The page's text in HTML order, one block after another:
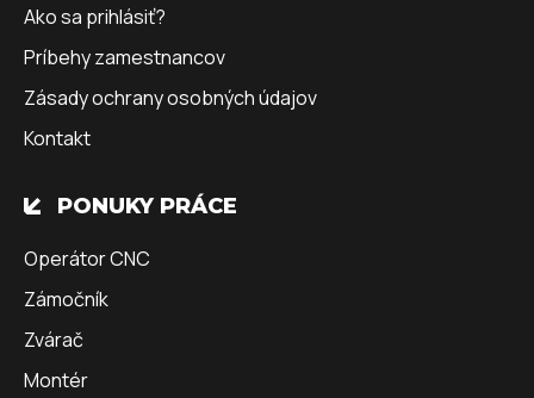
Ako sa prihlásiť?
Príbehy zamestnancov
Zásady ochrany osobných údajov
Kontakt
PONUKY PRÁCE
Operátor CNC
Zámočník
Zvárač
Montér